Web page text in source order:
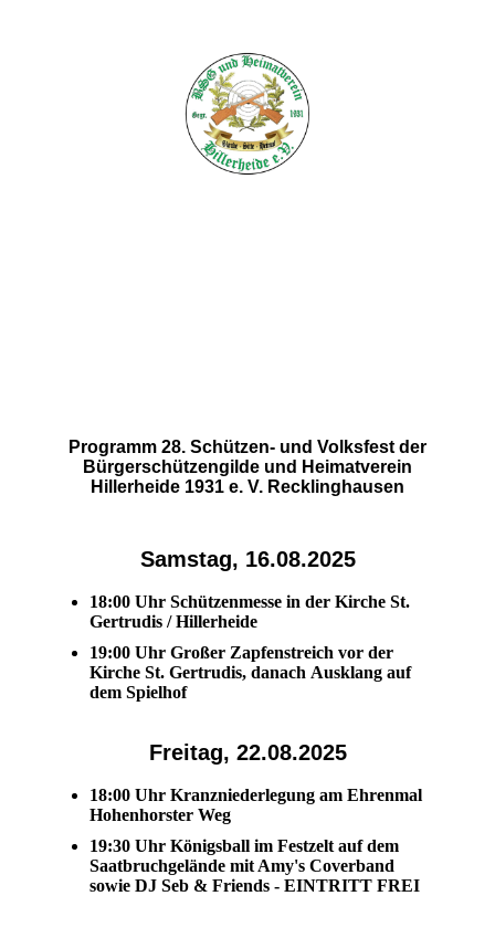
Programm 28. Schützen- und Volksfest der
Bürgerschützengilde und Heimatverein
Hillerheide 1931 e. V. Recklinghausen
Samstag, 16.08.2025
18:00 Uhr Schützenmesse in der Kirche St.
Gertrudis / Hillerheide
19:00 Uhr Großer Zapfenstreich vor der
Kirche St. Gertrudis, danach Ausklang auf
dem Spielhof
Freitag, 22.08.2025
18:00 Uhr Kranzniederlegung am Ehrenmal
Hohenhorster Weg
19:30 Uhr Königsball im Festzelt auf dem
Saatbruchgelände mit Amy's Coverband
sowie DJ Seb & Friends - EINTRITT FREI